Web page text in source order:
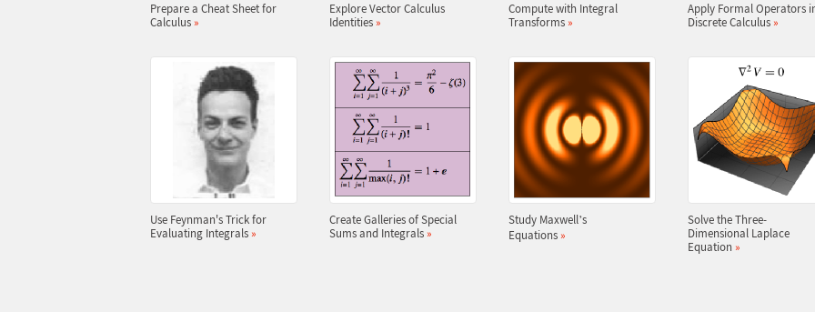
Prepare a Cheat Sheet for
Calculus »
Explore Vector Calculus
Identities »
Compute with Integral
Transforms »
Apply Formal Operators
Discrete Calculus »
Use Feynman's Trick for
Evaluating Integrals »
Create Galleries of Special
Sums and Integrals »
Study Maxwell’s
Equations »
Solve the Three-
Dimensional Laplace
Equation »